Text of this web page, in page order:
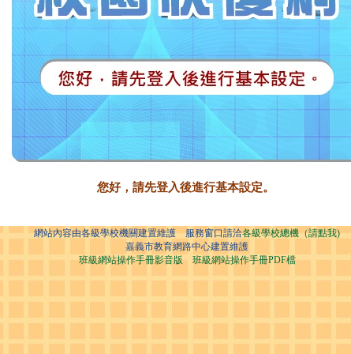
您好，請先登入後進行基本設定。
網站內容由各級學校機關建置維護 服務窗口請洽各級學校總機（請點我)
嘉義市教育網路中心建置維護
班級網站操作手冊影音版
班級網站操作手冊PDF檔